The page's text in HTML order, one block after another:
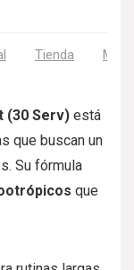
Tienda Más
(30 Serv) está
que buscan un
Su fórmula
que